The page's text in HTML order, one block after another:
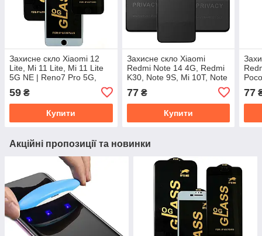
Захисне скло Xiaomi 12
Lite, Mi 11 Lite, Mi 11 Lite
5G NE | Reno7 Pro 5G,
OnePlus 8T 9 9R (OG Full
Glue)
59 ₴
Купити
Захисне скло Xiaomi
Redmi Note 14 4G, Redmi
K30, Note 9S, Mi 10T, Note
3V, Nord 3, Nord CE4 Lite |
Oppo
77₴
Купити
11
77
Акційні пропозиції та новинки